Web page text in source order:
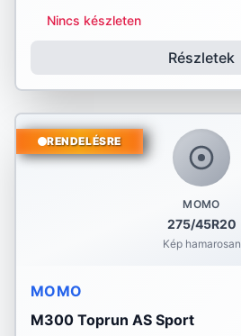
Nincs készleten
Részletek
MOMO
275/45R20
Kép hamarosan
RENDELÉSRE
MOMO
M300 Toprun AS Sport